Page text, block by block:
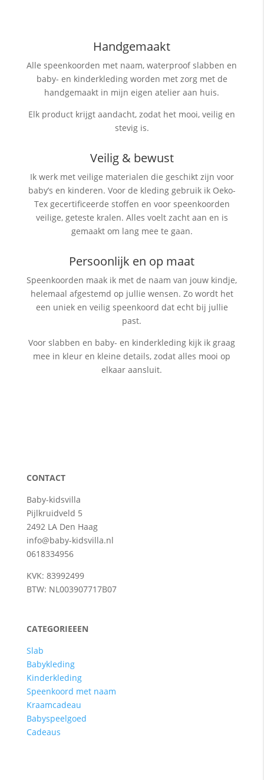
Handgemaakt
Alle speenkoorden met naam, waterproof slabbenen
baby- en kinderkleding worden met zorg met de
handgemaakt in mijn eigen atelier aan huis.
Elk product krijgt aandacht, zodat het mooi, veilig en
stevig is.
Veilig & bewust
Ik werk met veilige materialen die geschikt zijn voor
baby’s en kinderen. Voor de kleding gebruik ik Oeko-
Tex gecertificeerde stoffen en voor speenkoorden
veilige, geteste kralen. Alles voelt zacht aan en is
gemaakt om lang mee te gaan.
Persoonlijk en op maat
Speenkoorden maak ik met de naam van jouw kindje,
helemaal afgestemd op jullie wensen. Zo wordt het
een uniek en veilig speenkoord dat echt bij jullie
past.
Voor slabben en baby- en kinderkleding kijk ik graag
mee in kleur en kleine details, zodat alles mooi op
elkaar aansluit.
CONTACT
Baby-kidsvilla
Pijlkruidveld 5
2492 LA Den Haag
info@baby-kidsvilla.nl
0618334956
KVK: 83992499
BTW: NL003907717B07
CATEGORIEEEN
Slab
Babykleding
Kinderkleding
Speenkoord met naam
Kraamcadeau
Babyspeelgoed
Cadeaus